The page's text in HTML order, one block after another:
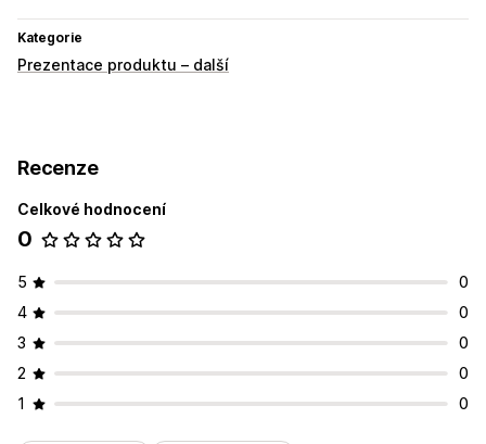
Kategorie
Prezentace produktu – další
Recenze
Celkové hodnocení
0
5
0
4
0
3
0
2
0
1
0